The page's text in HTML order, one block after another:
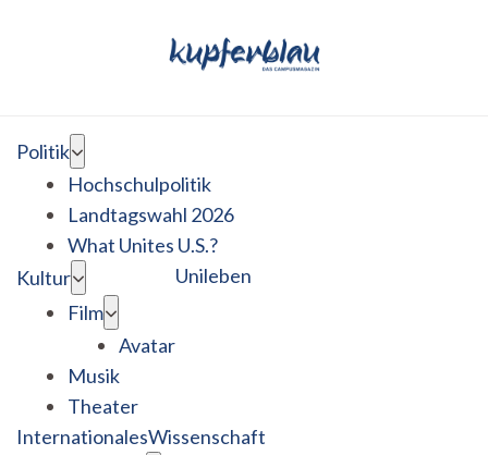
Politik
Hochschulpolitik
Landtagswahl 2026
What Unites U.S.?
Kultur
Film
Avatar
Musik
Theater
Unileben
InternationalesWissenschaft